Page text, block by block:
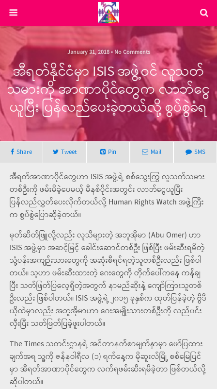
January 31, 2018 • No Comments
အီရတ်နိုင်ငံမှာ ISIS အဖွဲ့ဝင် လူသတ်
သမားကို အာဏာပိုင်တွေက လာဘ်ငွေ
ယူပြီး ပြန်လည်ပေးခဲ့တယ်လို့ စွပ်စွဲခံရ
Share Tweet Pin Mail SMS
အီရတ်အာဏာပိုင်တွေဟာ ISIS အဖွဲ့ရဲ့ စစ်သွေးကြွ လူသတ်သမား
တစ်ဦးကို ဖမ်းမိခဲ့ပေမယ့် မီနစ်ပိုင်းအတွင်း လာဘ်ငွေယူပြီး
ပြန်လည်လွှတ်ပေးလိုက်တယ်လို့ Human Rights Watch အဖွဲ့ကြီး
က စွပ်စွဲပြောဆိုခဲ့တယ်။
မုတ်ဆိတ်ဖြူလို့လည်း လူသိများတဲ့ အဘူအိုမာ (Abu Omer) ဟာ
ISIS အဖွဲ့မှာ အဆင့်မြင့် ခေါင်းဆောင်တစ်ဦး ဖြစ်ပြီး ဖမ်းဆီးရမိတဲ့
သုံ့ပန်းအကျဉ်းသားတွေကို အဆုံးစီရင်ရတဲ့သူတစ်ဦးလည်း ဖြစ်ပါ
တယ်။ သူဟာ ဖမ်းဆီးထားတဲ့ ဂေးတွေကို တိုက်ပေါ်ကနေ ကန်ချ
ပြီး သတ်ဖြတ်ပြလေ့ရှိတဲ့အတွက် နာမည်ဆိုးနဲ့ ကျော်ကြားသူတစ်
ဦးလည်း ဖြစ်ပါတယ်။ ISIS အဖွဲ့ရဲ့ ၂၀၁၅ ခုနှစ်က ထုတ်ပြန်ခဲ့တဲ့ ဗွီဒီ
ယိုထဲမှာလည်း အဘူအိုမာဟာ ဂေးအမျိုးသားတစ်ဦးကို လည်ပင်း
လှီးပြီး သတ်ဖြတ်ပြခဲ့ဖူးပါတယ်။
The Times သတင်းဌာနရဲ့ အင်တာနက်စာမျက်နှာမှာ ဖော်ပြထား
ချက်အရ သူ့ကို ဇန်နဝါရီလ (၁) ရက်နေ့က မိုဆူးလ်မြို့ စစ်မြေပြင်
မှာ အီရတ်အာဏာပိုင်တွေက လက်ရဖမ်းဆီးရမိခဲ့တာ ဖြစ်တယ်လို့
ဆိုပါတယ်။